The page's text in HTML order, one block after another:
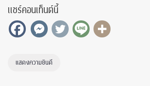
แชร์คอนเท็นต์นี้
แสดงความยินดี